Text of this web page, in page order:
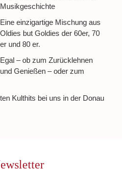
Musikgeschichte
Eine einzigartige Mischung aus
Oldies but Goldies der 60er, 70
er und 80 er.
Egal – ob zum Zurücklehnen
und Genießen – oder zum
Kulthits bei uns in der Donau